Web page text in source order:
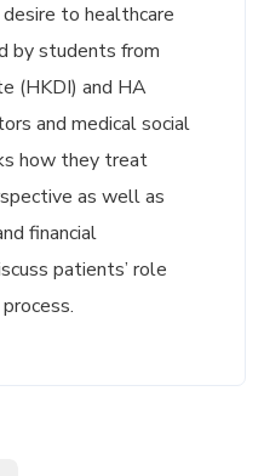
to healthcare
by students from
(HKDI) and HA
and medical social
how they treat
as well as
financial
patients’ role